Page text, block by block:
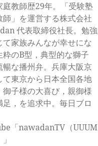
庭教師歴29年。「受験塾
師」を運営する株式会社
代表取締役社長。勉強
て家族みんなが幸せにな
粋のB型，典型的な獅子
暢な播州弁。兵庫大阪京
て東京から日本全国各地
御子様の大喜び，親御様
足，を追求中。毎日ブロ
「nawadanTV（UUUM